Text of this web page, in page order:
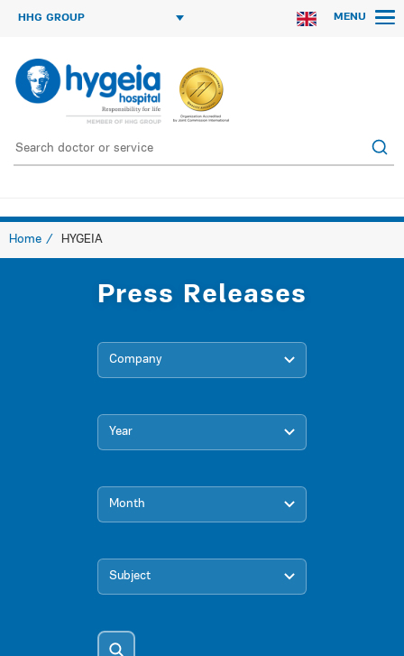
HHG GROUP MENU
Home HYGEIA
Press Releases
Company
Year
Month
Subject